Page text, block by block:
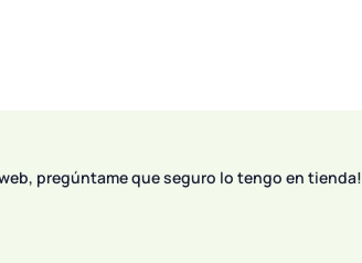
pregúntame que seguro lo tengo en tienda!